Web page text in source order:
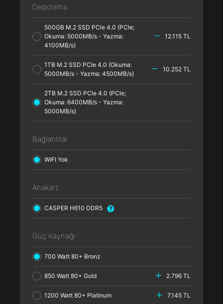
Depolama
500GB M.2 SSD PCle 4.0 (PCle;
Okuma: 5000MB/s - Yazma:
4100MB/s)
12.115 TL
1TB M.2 SSD PCle 4.0 (Okuma:
5000MB/s - Yazma: 4500MB/s)
10.252 TL
2TB M.2 SSD PCle 4.0 (PCle;
Okuma: 6400MB/s - Yazma:
5000MB/s)
Bağlantılar
WIFI Yok
Anakart
CASPER H610 DDR5
Güç Kaynağı
700 Watt 80+ Bronz
850 Watt 80+ Gold 2.796 TL
1200 Watt 80+ Platinum 7.145 TL